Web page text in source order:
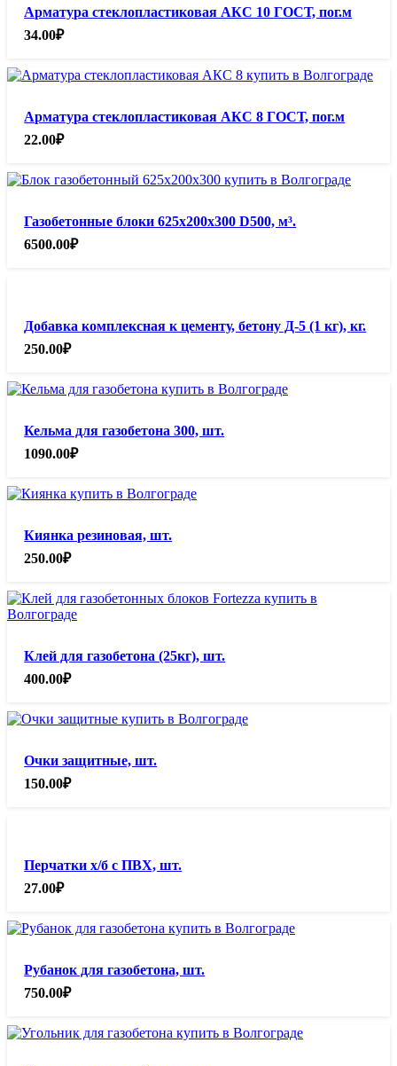
Арматура стеклопластиковая АКС 10 ГОСТ, пог.м
34.00₽
Арматура стеклопластиковая АКС 8 ГОСТ, пог.м
22.00₽
Газобетонные блоки 625х200х300 D500, м³.
6500.00₽
Добавка комплексная к цементу, бетону Д-5 (1 кг), кг.
250.00₽
Кельма для газобетона 300, шт.
1090.00₽
Киянка резиновая, шт.
250.00₽
Клей для газобетона (25кг), шт.
400.00₽
Очки защитные, шт.
150.00₽
Перчатки х/б с ПВХ, шт.
27.00₽
Рубанок для газобетона, шт.
750.00₽